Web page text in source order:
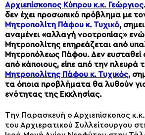
Αρχιεπίσκοπος Κύπρου κ.κ. Γεώργιος
δεν έχει προσωπικό πρόβλημα με
Μητροπολίτη Πάφου κ. Τυχικό,
αναμένει «αλλαγή νοοτροπίας» ενώ
Μητροπολίτης επηρεάζεται από
Μητροπόλεως Πάφου. Δεν ευσταθεί
από κάποιους, είπε από την πλευρά
Μητροπολίτης Πάφου κ. Τυχικός,
τα όποια προβλήματα θα λυθούν
ενότητας της Εκκλησίας.
Την Παρασκευή ο Αρχιεπίσκοπος
του Αρχιερατικού Συλλείτουργου